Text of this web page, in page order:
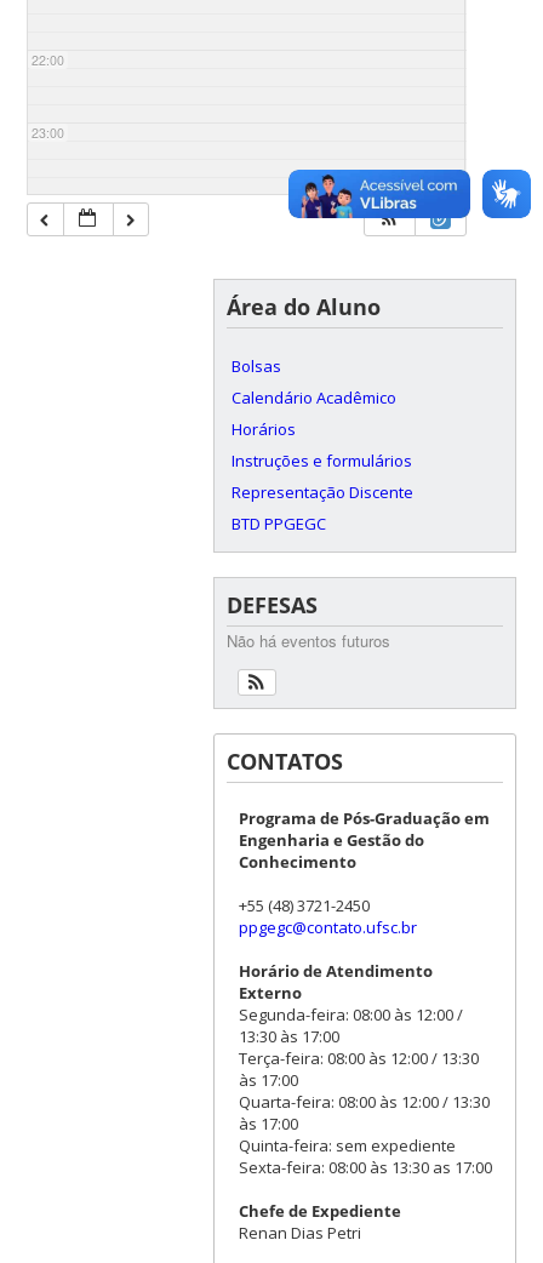
22:00
23:00
Área do Aluno
Bolsas
Calendário Acadêmico
Horários
Instruções e formulários
Representação Discente
BTD PPGEGC
DEFESAS
Não há eventos futuros
CONTATOS
Programa de Pós-Graduação em
Engenharia e Gestão do
Conhecimento
+55 (48) 3721-2450
ppgegc@contato.ufsc.br
Horário de Atendimento
Externo
Segunda-feira: 08:00 às 12:00 /
13:30 às 17:00
Terça-feira: 08:00 às 12:00 / 13:30
às 17:00
Quarta-feira: 08:00 às 12:00 / 13:30
às 17:00
Quinta-feira: sem expediente
Sexta-feira: 08:00 às 13:30 as 17:00
Chefe de Expediente
Renan Dias Petri